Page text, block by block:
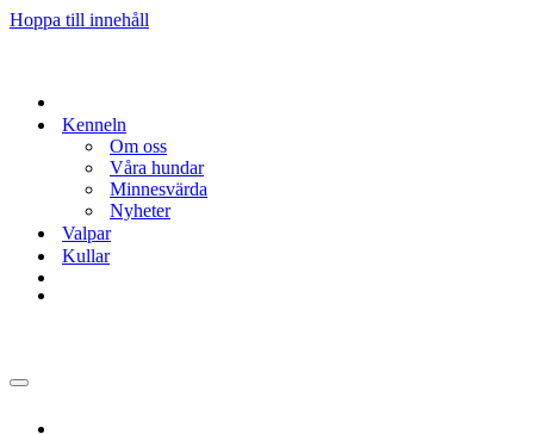
Hoppa till innehåll
Kenneln
Om oss
Våra hundar
Minnesvärda
Nyheter
Valpar
Kullar
Navigeringsmeny